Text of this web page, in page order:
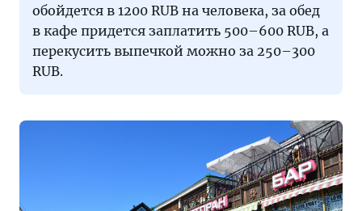
обойдется в 1200 RUB на человека, за обед
в кафе придется заплатить 500–600 RUB, а
перекусить выпечкой можно за 250–300
RUB.